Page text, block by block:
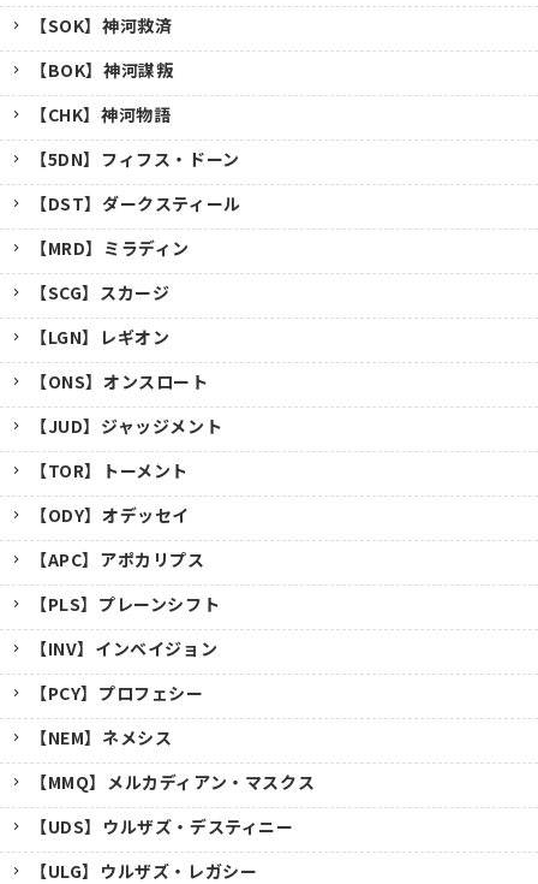
【SOK】神河救済
【BOK】神河謀叛
【CHK】神河物語
【5DN】フィフス・ドーン
【DST】ダークスティール
【MRD】ミラディン
【SCG】スカージ
【LGN】レギオン
【ONS】オンスロート
【JUD】ジャッジメント
【TOR】トーメント
【ODY】オデッセイ
【APC】アポカリプス
【PLS】プレーンシフト
【INV】インベイジョン
【PCY】プロフェシー
【NEM】ネメシス
【MMQ】メルカディアン・マスクス
【UDS】ウルザズ・デスティニー
【ULG】ウルザズ・レガシー